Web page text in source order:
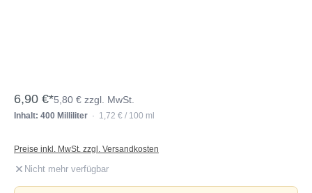
6,90 €*5,80 € zzgl. MwSt.
Inhalt: 400 Milliliter · 1,72 € / 100 ml
Preise inkl. MwSt. zzgl. Versandkosten
Nicht mehr verfügbar